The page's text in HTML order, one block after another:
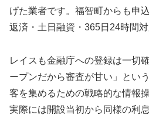
げた業者です。福智町からも申
返済・土日融資・365日24時間
レイスも金融庁への登録は一切
ープンだから審査が甘い」とい
客を集めるための戦略的な情報
実際には開設当初から同様の利